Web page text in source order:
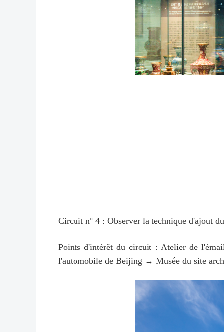
Circuit nº 4 : Observer la technique d'ajout
Points d'intérêt du circuit : Atelier de
l'automobile de Beijing → Musée du site